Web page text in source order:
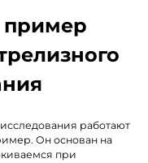
пример
работают
Он основан на
при